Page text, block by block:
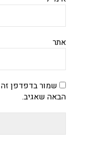
אתר
שמור בדפדפן
הבאה שאגיב.